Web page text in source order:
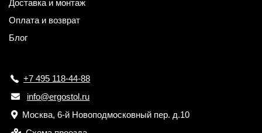
Доставка и монтаж
Оплата и возврат
Блог
+7 495 118-44-88
info@ergostol.ru
Москва, 6-й Новоподмосковный пер. д.10